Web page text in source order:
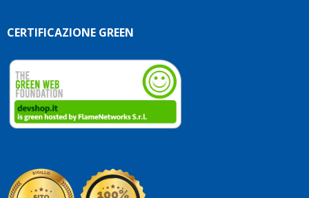
CERTIFICAZIONE GREEN